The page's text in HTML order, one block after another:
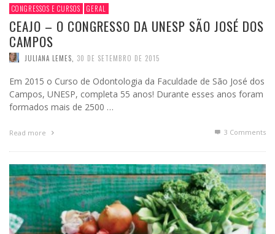
CONGRESSOS E CURSOS GERAL
CEAJO – O CONGRESSO DA UNESP SÃO JOSÉ DOS
CAMPOS
JULIANA LEMES 30 DE SETEMBRO DE 2015
Em 2015 o Curso de Odontologia da Faculdade de São José dos
Campos, UNESP, completa 55 anos! Durante esses anos foram
formados mais de 2500 …
Read more 3 Comments